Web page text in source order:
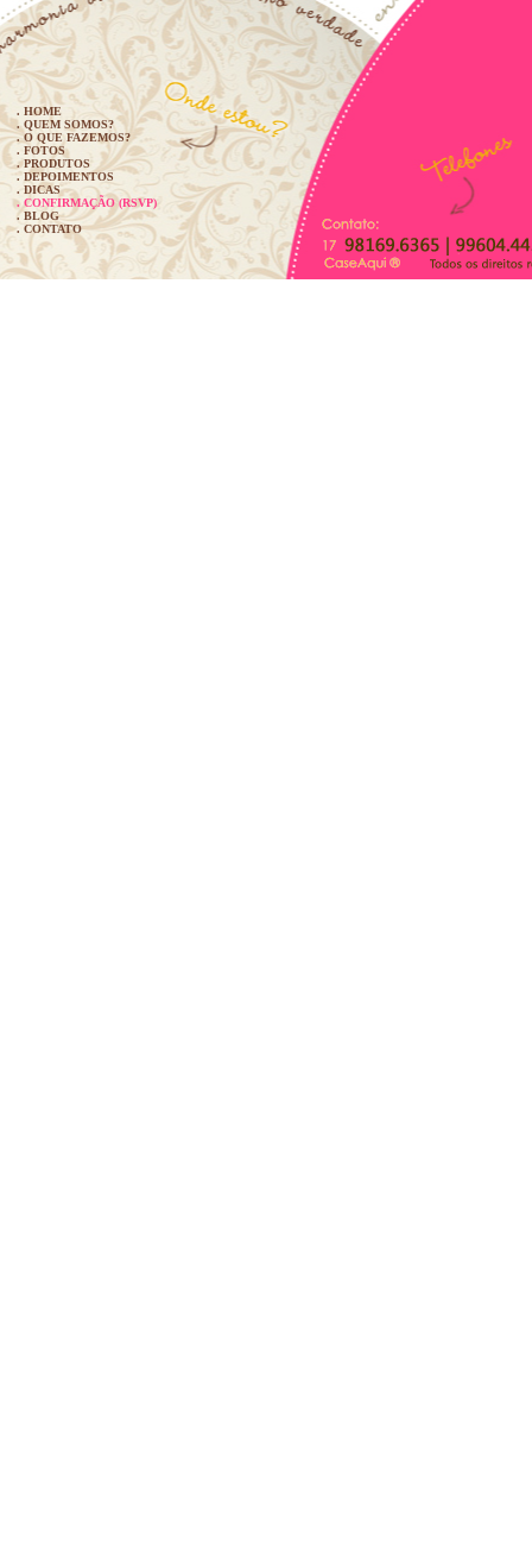
. HOME
. QUEM SOMOS?
. O QUE FAZEMOS?
. FOTOS
. PRODUTOS
. DEPOIMENTOS
. DICAS
. CONFIRMAÇÃO (RSVP)
. BLOG
. CONTATO